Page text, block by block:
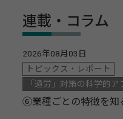
連載・コラム
2026年08月03日
トピックス・レポート
「過労」対策の科学的ア
⑥業種ごとの特徴を知